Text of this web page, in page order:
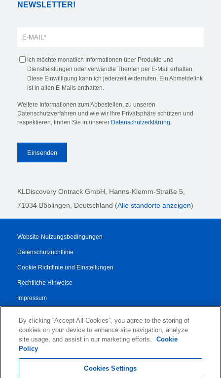
NEWSLETTER!
Ich möchte monatlich Informationen über Produkte und
Dienstleistungen oder verwandte Themen per E-Mail erhalten.
Diese Einwilligung kann ich jederzeit widerrufen. Ein Abmeldelink
ist in allen E-Mails enthalten.
Weitere Informationen zum Abbestellen, zu unseren
Datenschutzverfahren und wie wir Ihre Privatsphäre schützen und
respektieren, finden Sie in unserer Datenschutzerklärung.
KLDiscovery Ontrack GmbH, Hanns-Klemm-Straße 5,
71034 Böblingen, Deutschland (Alle standorte anzeigen)
Website-Nutzungsbedingungen
Datenschutzrichtlinie
Cookie Richtlinie und Einstellungen
Rechtliche Hinweise
Impressum
AGB
Vertrag für Autorisierte Partner
By clicking “Accept All Cookies”, you agree to the storing of
cookies on your device to enhance site navigation, analyze
site usage, and assist in our marketing efforts.
Cookie
Policy
Cookies Settings